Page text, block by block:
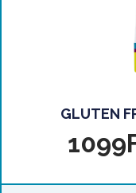
GLUTEN
1099